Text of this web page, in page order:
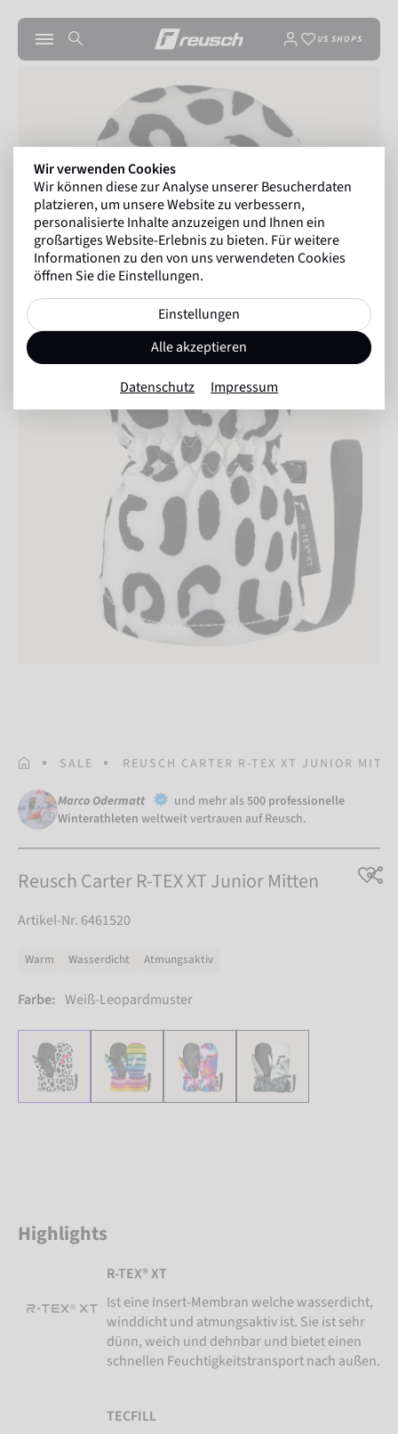
US SHOPS
STARTSEITE
SALE REUSCH CARTER R-TEX XT JUNIOR
Marco Odermatt und mehr als500 professionelle
Winterathleten weltweit vertrauen auf Reusch.
Reusch Carter R-TEX XT Junior Mitten
Artikel-Nr. 6461520
Warm Wasserdicht Atmungsaktiv
Farbe: Weiß-Leopardmuster
Highlights
R-TEX® XT
Ist eine Insert-Membran welche wasserdicht,
winddicht und atmungsaktiv ist. Sie ist sehr
dünn, weich und dehnbar und bietet einen
schnellen Feuchtigkeitstransport nach außen.
TECFILL
Wir verwenden Cookies
Wir können diese zur Analyse unserer Besucherdaten
platzieren, um unsere Website zu verbessern,
personalisierte Inhalte anzuzeigen und Ihnen ein
großartiges Website-Erlebnis zu bieten. Für weitere
Informationen zu den von uns verwendeten Cookies
öffnen Sie die Einstellungen.
Einstellungen
Alle akzeptieren
Datenschutz Impressum